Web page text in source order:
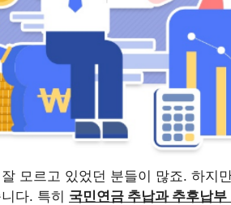
모르고 있었던 분들이 많죠. 하지
다. 특히 국민연금 추납과 추후납